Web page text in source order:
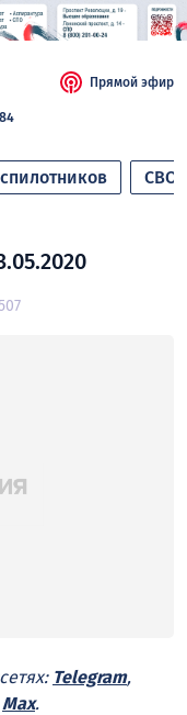
Прямой эфир
СВО
Telegram,
Max.